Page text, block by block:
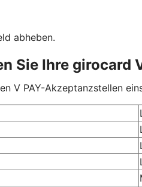
abheben.
Sie Ihre girocard
V PAY-Akzeptanzstellen